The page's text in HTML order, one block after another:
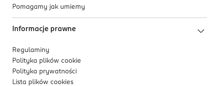
Pomagamy jak umiemy
Informacje prawne
Regulaminy
Polityka plików cookie
Polityka prywatności
Lista plików cookies